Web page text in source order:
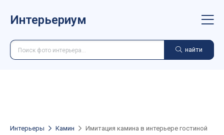
Интерьериум
найти
Интерьеры Камин Имитация камина в интерьере гостиной